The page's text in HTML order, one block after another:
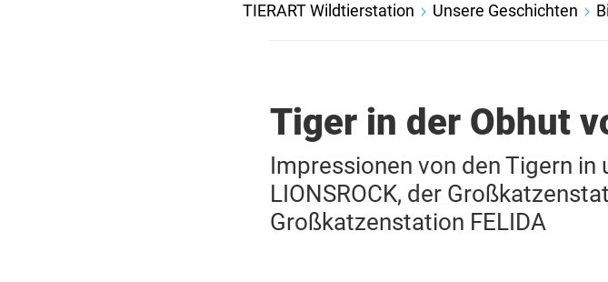
TIERART Wildtierstation Unsere Geschichten
Tiger in der Obhut
Impressionen von den Tigern
LIONSROCK, der
Großkatzenstation FELIDA